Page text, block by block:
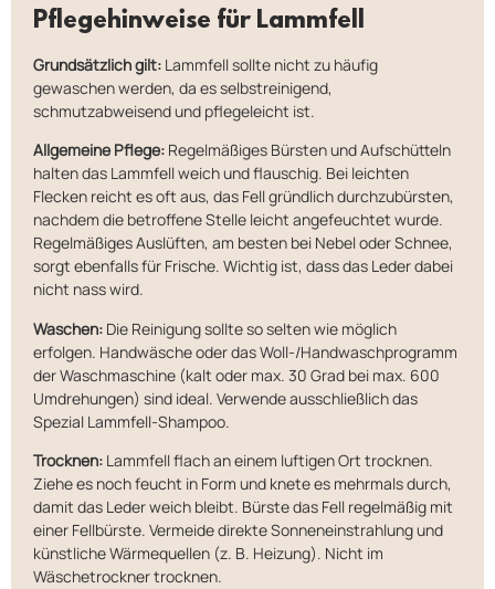
Pflegehinweise für Lammfell
Grundsätzlich gilt: Lammfell sollte nicht zu häufig
gewaschen werden, da es selbstreinigend,
schmutzabweisend und pflegeleicht ist.
Allgemeine Pflege: Regelmäßiges Bürsten und Aufschütteln
halten das Lammfell weich und flauschig. Bei leichten
Flecken reicht es oft aus, das Fell gründlich durchzubürsten,
nachdem die betroffene Stelle leicht angefeuchtet wurde.
Regelmäßiges Auslüften, am besten bei Nebel oder Schnee,
sorgt ebenfalls für Frische. Wichtig ist, dass das Leder dabei
nicht nass wird.
Waschen: Die Reinigung sollte so selten wie möglich
erfolgen. Handwäsche oder das Woll-/Handwaschprogramm
der Waschmaschine (kalt oder max. 30 Grad bei max. 600
Umdrehungen) sind ideal. Verwende ausschließlich das
Spezial Lammfell-Shampoo.
Trocknen: Lammfell flach an einem luftigen Ort trocknen.
Ziehe es noch feucht in Form und knete es mehrmals durch,
damit das Leder weich bleibt. Bürste das Fell regelmäßig mit
einer Fellbürste. Vermeide direkte Sonneneinstrahlung und
künstliche Wärmequellen (z. B. Heizung). Nicht im
Wäschetrockner trocknen.